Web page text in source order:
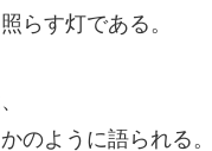
らす灯である。
のように語られる。